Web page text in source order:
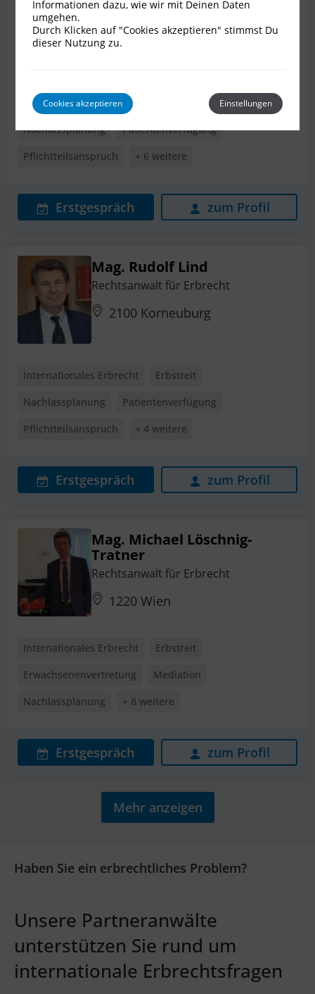
Rechtsanwalt für Erbrecht
6020 Innsbruck
Internationales Erbrecht
Nachlassplanung
Patientenverfügung
Pflichtteilsanspruch
+ 6 weitere
Erstgespräch zum Profil
Mag. Rudolf Lind
Rechtsanwalt für Erbrecht
2100 Korneuburg
Internationales Erbrecht
Erbstreit
Nachlassplanung
Patientenverfügung
Pflichtteilsanspruch
+ 4 weitere
Erstgespräch zum Profil
Mag. Michael Löschnig-
Tratner
Rechtsanwalt für Erbrecht
1220 Wien
Internationales Erbrecht
Erbstreit
Erwachsenenvertretung
Mediation
Nachlassplanung
+ 8 weitere
Erstgespräch zum Profil
Mehr anzeigen
Haben Sie ein erbrechtliches Problem?
Unsere Partneranwälte
unterstützen Sie rund um
internationale Erbrechtsfragen
Informationen dazu, wie wir mit Deinen Daten
umgehen.
Durch Klicken auf "Cookies akzeptieren" stimmst Du
dieser Nutzung zu.
Cookies akzeptieren Einstellungen